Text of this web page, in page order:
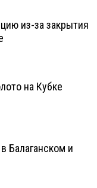
из-за закрытия
на Кубке
Балаганском и